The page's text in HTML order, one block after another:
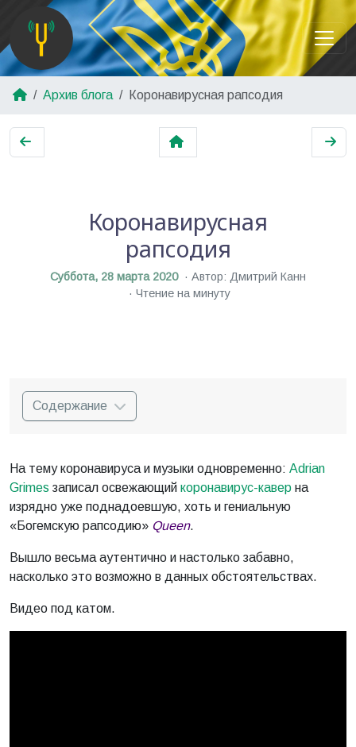
Архив блога Коронавирусная рапсодия
Коронавирусная
рапсодия
Суббота, 28 марта 2020
Автор: Дмитрий Канн
Чтение на минуту
Содержание
На тему коронавируса и музыки одновременно: Adrian
Grimes записал освежающий коронавирус-кавер на
изрядно уже поднадоевшую, хоть и гениальную
«Богемскую рапсодию» Queen.
Вышло весьма аутентично и настолько забавно,
насколько это возможно в данных обстоятельствах.
Видео под катом.